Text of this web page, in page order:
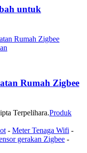
untuk
Rumah Zigbee
Terpelihara.Produk
- Meter Tenaga Wifi -
gerakan Zigbee -